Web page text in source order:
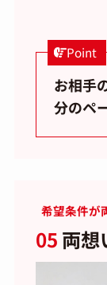
Point
お相手
分のペ
希望条件が
05 両想